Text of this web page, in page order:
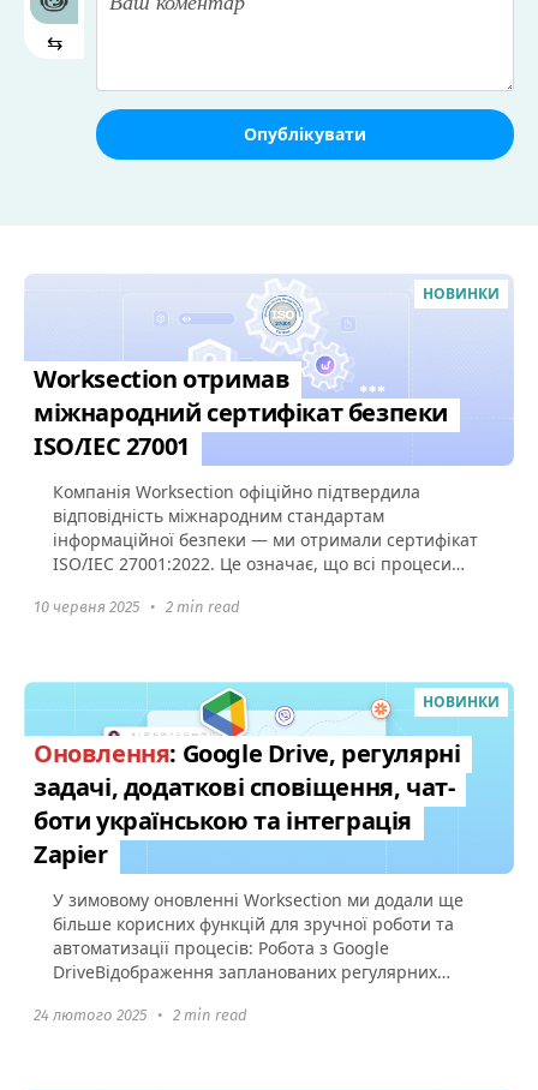
⇆
Опублікувати
НОВИНКИ
Worksection отримав
міжнародний сертифікат безпеки
ISO/IEC 27001
Компанія Worksection офіційно підтвердила
відповідність міжнародним стандартам
інформаційної безпеки — ми отримали сертифікат
ISO/IEC 27001:2022. Це означає, що всі процеси
10 червня 2025 • 2 min read
НОВИНКИ
Оновлення: Google Drive, регулярні
задачі, додаткові сповіщення, чат-
боти українською та інтеграція
Zapier
У зимовому оновленні Worksection ми додали ще
більше корисних функцій для зручної роботи та
автоматизації процесів: Робота з Google
DriveВідображення запланованих регулярних
24 лютого 2025 • 2 min read